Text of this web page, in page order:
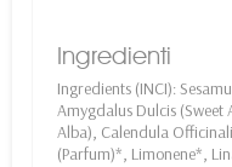
Ingredienti
Ingredients (INCI):
Amygdalus Dulcis
Alba), Calendula
(Parfum)*, Limonene*,